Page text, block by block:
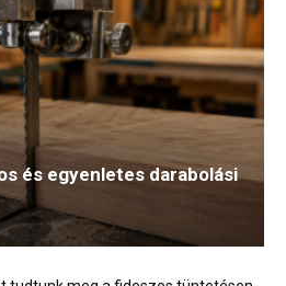
és egyenletes darabolási